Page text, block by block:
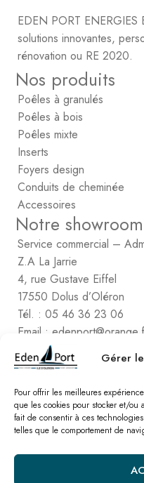
Gérer
Pour offrir les meilleures
que les cookies pour stocker et/ou
fait de consentir à ces
telles que le comportement de
EDEN PORT
solutions innovantes,
rénovation ou RE 2020.
Nos produits
Poêles à granulés
Poêles à bois
Poêles mixte
Inserts
Foyers design
Conduits de cheminée
Accessoires
Notre showroom
Service commercial –
Z.A La Jarrie
4, rue Gustave Eiffel
17550 Dolus d’Oléron
Tél. : 05 46 36 23 06
Email :
Contactez Eden
Comptabilité
2, rue de Vert-Bois – La
17480 le Château d’Oléon
Tél. : 05 46 47 78 16